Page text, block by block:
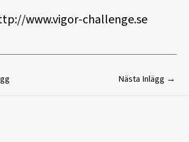
www.vigor-challenge.se
Nästa Inlägg →